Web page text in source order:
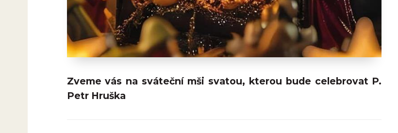
Zveme vás na sváteční mši svatou, kterou bude celebrovat P.
Petr Hruška